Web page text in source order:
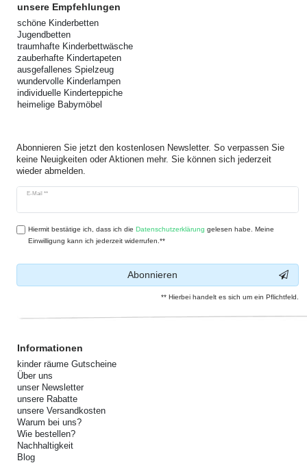
unsere Empfehlungen
schöne Kinderbetten
Jugendbetten
traumhafte Kinderbettwäsche
zauberhafte Kindertapeten
ausgefallenes Spielzeug
wundervolle Kinderlampen
individuelle Kinderteppiche
heimelige Babymöbel
Abonnieren Sie jetzt den kostenlosen Newsletter. So verpassen Sie
keine Neuigkeiten oder Aktionen mehr. Sie können sich jederzeit
wieder abmelden.
E-Mail **
Newsletter
Hiermit bestätige ich, dass ich die Daten­schutz­erklärung gelesen habe. Meine
Einwilligung kann ich jederzeit widerrufen.**
Abonnieren
** Hierbei handelt es sich um ein Pflichtfeld.
Informationen
kinder räume Gutscheine
Über uns
unser Newsletter
unsere Rabatte
unsere Versandkosten
Warum bei uns?
Wie bestellen?
Nachhaltigkeit
Blog